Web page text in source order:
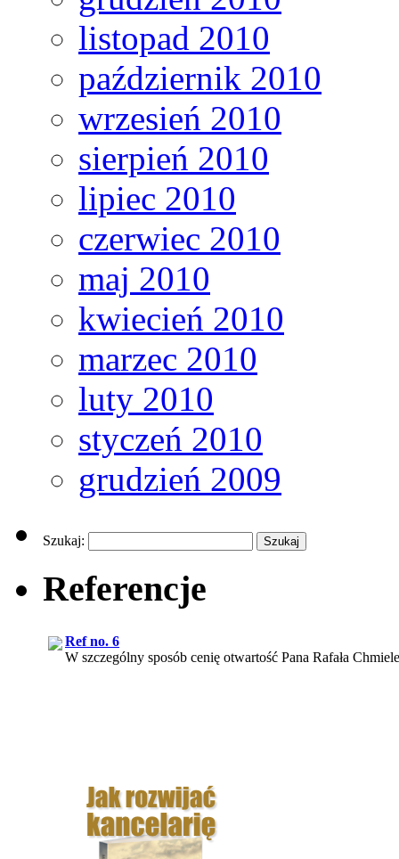
listopad 2010
październik 2010
wrzesień 2010
sierpień 2010
lipiec 2010
czerwiec 2010
maj 2010
kwiecień 2010
marzec 2010
luty 2010
styczeń 2010
grudzień 2009
Szukaj:
Referencje
Ref no. 6
W szczególny sposób cenię otwartość Pana Rafała
Efektem naszej współpracy z web.lex było pozyskanie